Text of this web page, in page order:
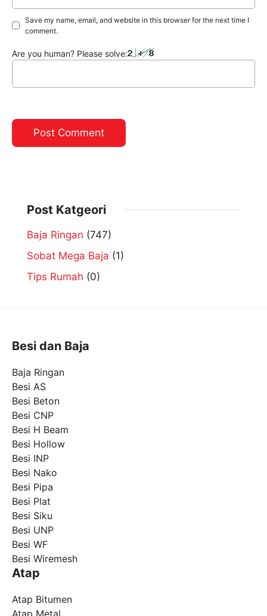
Save my name, email, and website in this browser for the next time I
comment.
Are you human? Please solve:
Post Katgeori
Baja Ringan (747)
Sobat Mega Baja (1)
Tips Rumah (0)
Besi dan Baja
Baja Ringan
Besi AS
Besi Beton
Besi CNP
Besi H Beam
Besi Hollow
Besi INP
Besi Nako
Besi Pipa
Besi Plat
Besi Siku
Besi UNP
Besi WF
Besi Wiremesh
Atap
Atap Bitumen
Atap Metal